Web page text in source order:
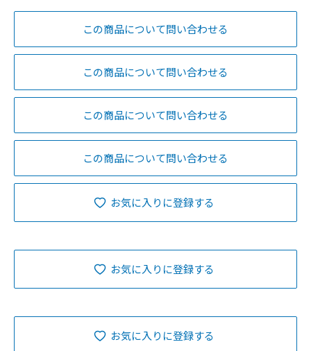
この商品について問い合わせる
この商品について問い合わせる
この商品について問い合わせる
この商品について問い合わせる
お気に入りに登録する
お気に入りに登録する
お気に入りに登録する